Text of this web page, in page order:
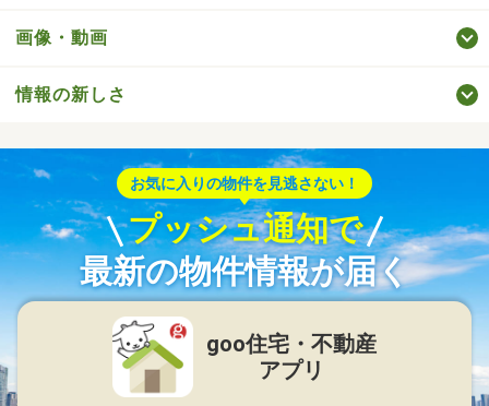
画像・動画
情報の新しさ
お気に入りの物件を見逃さない！
プッシュ通知で
最新の物件情報が届く
goo住宅・不動産
アプリ